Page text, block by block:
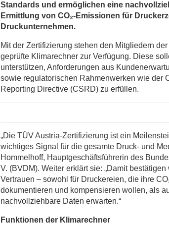
Standards und ermöglichen eine
Ermittlung von CO₂-Emissionen für
Druckunternehmen.
Mit der Zertifizierung stehen den Mitgliedern
geprüfte Klimarechner zur Verfügung. Diese
unterstützen, Anforderungen aus
sowie regulatorischen Rahmenwerken wie der
Reporting Directive (CSRD) zu erfüllen.
„Die TÜV Austria-Zertifizierung ist ein
wichtiges Signal für die gesamte Druck- und
Hommelhoff, Hauptgeschäftsführerin des
V. (BVDM). Weiter erklärt sie: „Damit
Vertrauen – sowohl für Druckereien, die ihre
dokumentieren und kompensieren wollen, als
nachvollziehbare Daten erwarten.“
Funktionen der Klimarechner